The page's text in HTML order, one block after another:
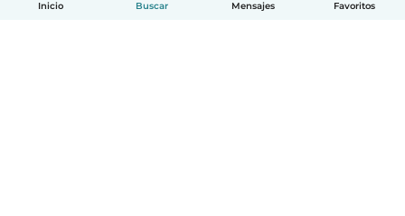
Inicio Buscar Mensajes Favoritos